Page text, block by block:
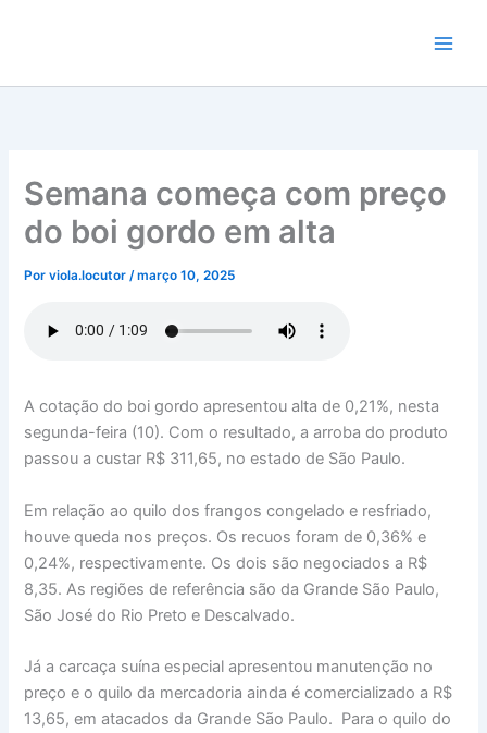
conteúdo
Semana começa com preço
do boi gordo em alta
Porviola.locutor/março 10, 2025
A cotação do boi gordo apresentou alta de 0,21%, nesta
segunda-feira (10). Com o resultado, a arroba do produto
passou a custar R$ 311,65, no estado de São Paulo.
Em relação ao quilo dos frangos congelado e resfriado,
houve queda nos preços. Os recuos foram de 0,36% e
0,24%, respectivamente. Os dois são negociados a R$
8,35. As regiões de referência são da Grande São Paulo,
São José do Rio Preto e Descalvado.
Já a carcaça suína especial apresentou manutenção no
preço e o quilo da mercadoria ainda é comercializado a R$
13,65, em atacados da Grande São Paulo. Para o quilo do